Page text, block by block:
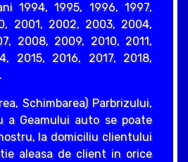
1994, 1995, 1996, 1997,
2001, 2002, 2003, 2004,
2008, 2009, 2010, 2011,
2015, 2016, 2017, 2018,
Schimbarea) Parbrizului,
a Geamului auto se poate
la domiciliu clientului
aleasa de client in orice